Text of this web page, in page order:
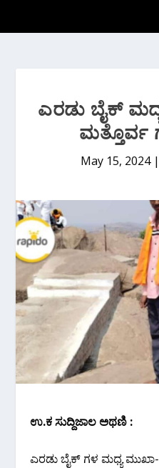
ಎರಡು ಬೈಕ್
ಮತ್ತೊರ್ವ
May 15, 2024|
ಉ.ಕ ಸುದ್ದಿಜಾಲ ಅಥಣಿ :
ಎರಡು ಬೈಕ್ ಗಳ ಮಧ್ಯ